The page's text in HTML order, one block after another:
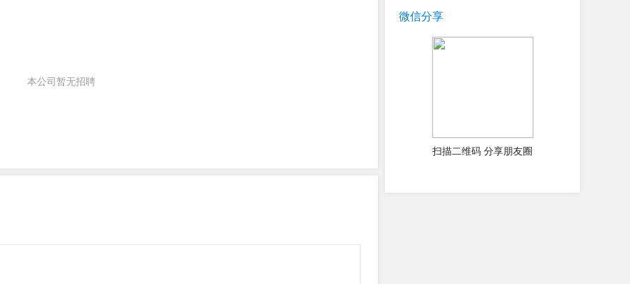
本公司暂无招聘
微信分享
扫描二维码 分享朋友圈